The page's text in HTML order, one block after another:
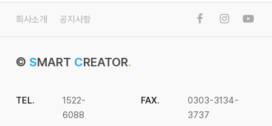
회사소개 공지사항
© SMART CREATOR.
TEL.
1522-
6088
FAX.
0303-3134-
3737